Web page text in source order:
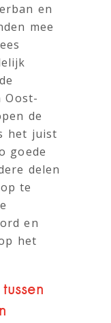
en
mee
Oost-
de
het juist
goede
delen
te
en
het